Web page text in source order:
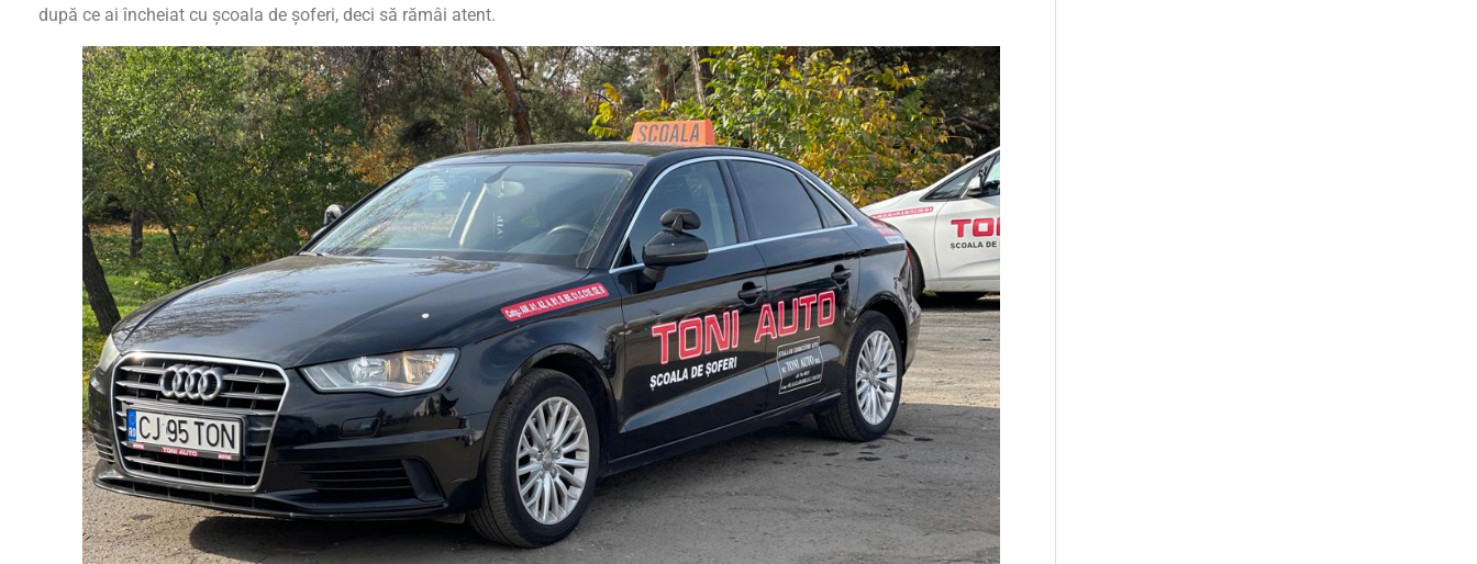
după ce ai încheiat cu școala de șoferi, deci să rămâi atent.